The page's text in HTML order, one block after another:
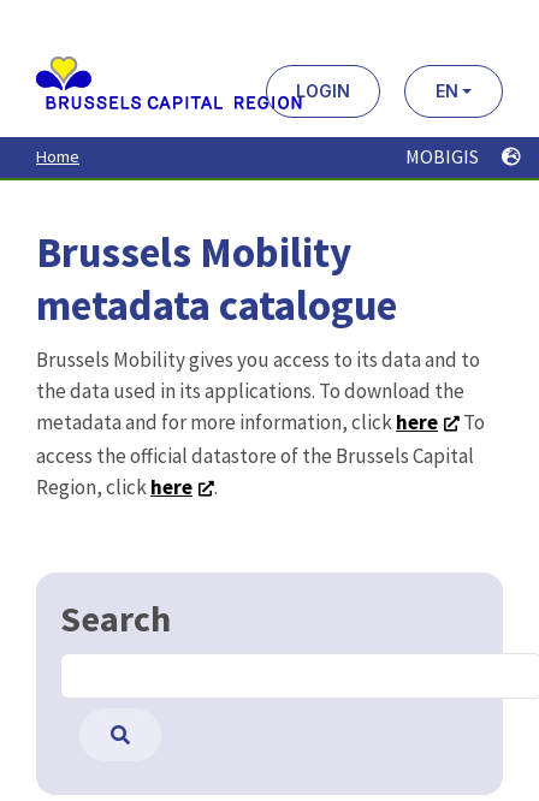
contenu
principal
LOGIN EN
Home MOBIGIS
Brussels Mobility
metadata catalogue
Brussels Mobility gives you access to its data and to
the data used in its applications. To download the
metadata and for more information, clickhere
To
access the official datastore of the Brussels Capital
Region, clickhere .
Search